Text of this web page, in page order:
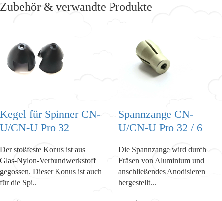
Zubehör & verwandte Produkte
Kegel für Spinner CN-
U/CN-U Pro 32
Der stoßfeste Konus ist aus
Glas-Nylon-Verbundwerkstoff
gegossen. Dieser Konus ist auch
für die Spi..
Spannzange CN-
U/CN-U Pro 32 / 6
Die Spannzange wird durch
Fräsen von Aluminium und
anschließendes Anodisieren
hergestellt...